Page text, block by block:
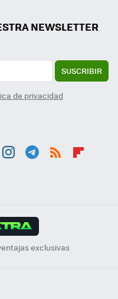
NEWSLETTER
SUSCRIBIR
de privacidad
exclusivas